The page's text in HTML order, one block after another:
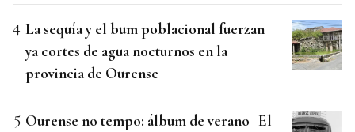
La sequía y el bum poblacional fuerzan
ya cortes de agua nocturnos en la
provincia de Ourense
Ourense no tempo: álbum de verano | El